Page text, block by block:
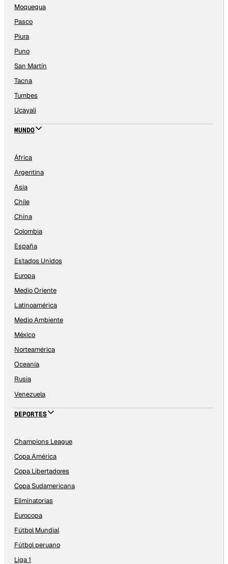
Moquegua
Pasco
Piura
Puno
San Martín
Tacna
Tumbes
Ucayali
MUNDO
África
Argentina
Asia
Chile
China
Colombia
España
Estados Unidos
Europa
Medio Oriente
Latinoamérica
Medio Ambiente
México
Norteamérica
Oceanía
Rusia
Venezuela
DEPORTES
Champions League
Copa América
Copa Libertadores
Copa Sudamericana
Eliminatorias
Eurocopa
Fútbol Mundial
Fútbol peruano
Liga 1